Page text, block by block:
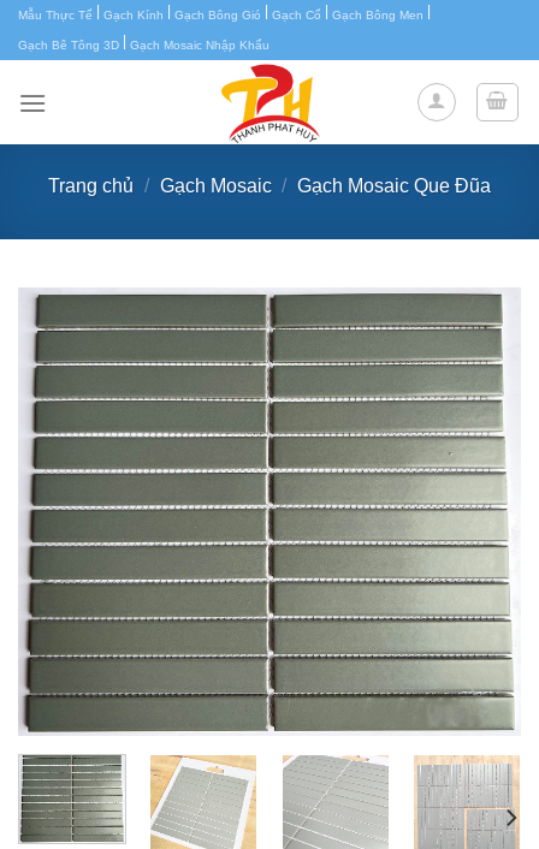
Chuyển
đến
dung
Mẫu Thực Tế Gạch Kính Gạch Bông Gió Gạch Cổ Gạch Bông Men
Gạch Bê Tông 3D Gạch Mosaic Nhập Khẩu
Trang chủ / Gạch Mosaic / Gạch Mosaic Que Đũa